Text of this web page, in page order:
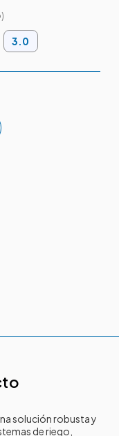
3.0
solución robusta y
de riego,